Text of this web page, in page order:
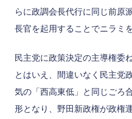
らに政調会長代行に同じ前原
長官を起用することでニラミ
民主党に政策決定の主導権委
とはいえ、間違いなく民主党
気の「西高東低」と同じごろ
形となり、野田新政権が政権